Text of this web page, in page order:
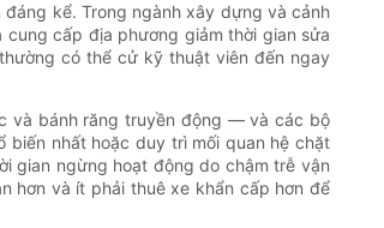
kể. Trong ngành xây dựng và cảnh
cấp địa phương giảm thời gian sửa
có thể cử kỹ thuật viên đến ngay
và bánh răng truyền động — và các bộ
nhất hoặc duy trì mối quan hệ chặt
gian ngừng hoạt động do chậm trễ vận
hơn và ít phải thuê xe khẩn cấp hơn để